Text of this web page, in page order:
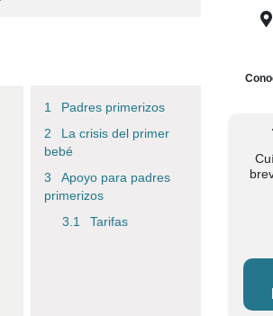
Padres primerizos
La crisis del primer
bebé
Apoyo para padres
primerizos
Tarifas